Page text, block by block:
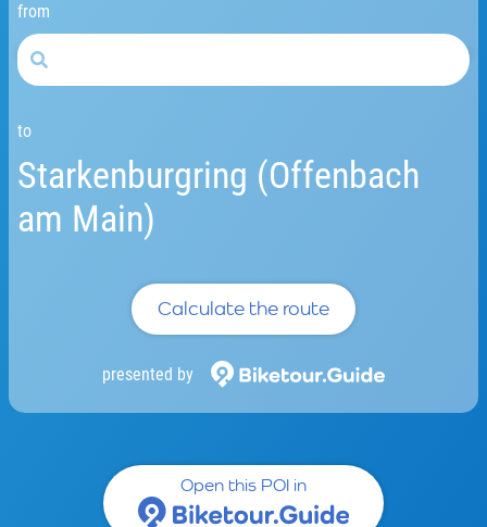
from
to
Starkenburgring (Offenbach
am Main)
Calculate the route
presented by
Open this POI in